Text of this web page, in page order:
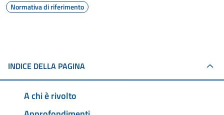
Normativa di riferimento
INDICE DELLA PAGINA
A chi è rivolto